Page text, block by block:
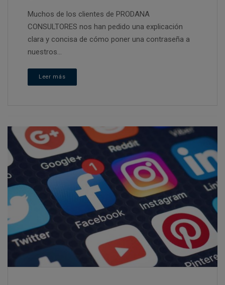
Muchos de los clientes de PRODANA
CONSULTORES nos han pedido una explicación
clara y concisa de cómo poner una contraseña a
nuestros...
Leer más